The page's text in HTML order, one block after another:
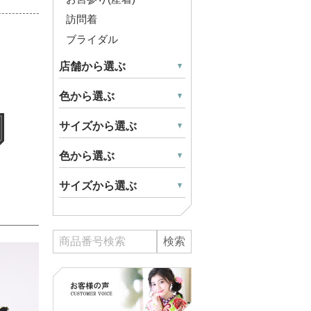
訪問着
ブライダル
店舗から選ぶ
色から選ぶ
サイズから選ぶ
色から選ぶ
サイズから選ぶ